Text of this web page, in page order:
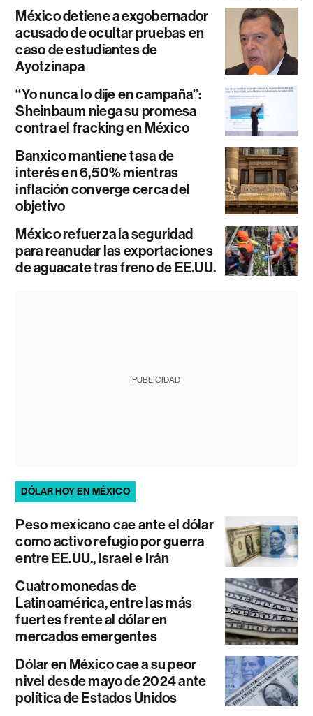
México detiene a exgobernador
acusado de ocultar pruebas en
caso de estudiantes de
Ayotzinapa
“Yo nunca lo dije en campaña”:
Sheinbaum niega su promesa
contra el fracking en México
Banxico mantiene tasa de
interés en 6,50% mientras
inflación converge cerca del
objetivo
México refuerza la seguridad
para reanudar las exportaciones
de aguacate tras freno de EE.UU.
PUBLICIDAD
DÓLAR HOY EN MÉXICO
Peso mexicano cae ante el dólar
como activo refugio por guerra
entre EE.UU., Israel e Irán
Cuatro monedas de
Latinoamérica, entre las más
fuertes frente al dólar en
mercados emergentes
Dólar en México cae a su peor
nivel desde mayo de 2024 ante
política de Estados Unidos